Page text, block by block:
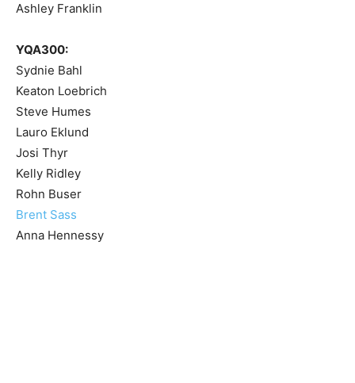
Ashley Franklin
YQA300:
Sydnie Bahl
Keaton Loebrich
Steve Humes
Lauro Eklund
Josi Thyr
Kelly Ridley
Rohn Buser
Brent Sass
Anna Hennessy